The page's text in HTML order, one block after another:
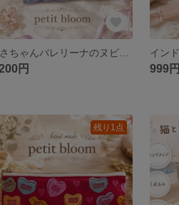
円 999円
残り1点